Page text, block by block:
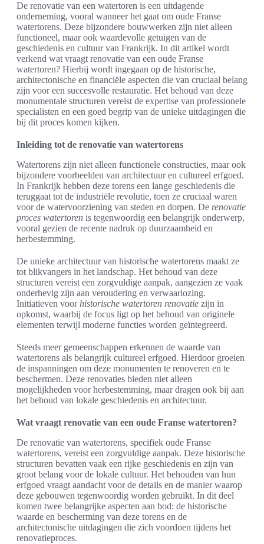
De renovatie van een watertoren is een uitdagende
onderneming, vooral wanneer het gaat om oude Franse
watertorens. Deze bijzondere bouwwerken zijn niet alleen
functioneel, maar ook waardevolle getuigen van de
geschiedenis en cultuur van Frankrijk. In dit artikel wordt
verkend wat vraagt renovatie van een oude Franse
watertoren? Hierbij wordt ingegaan op de historische,
architectonische en financiële aspecten die van cruciaal belang
zijn voor een succesvolle restauratie. Het behoud van deze
monumentale structuren vereist de expertise van professionele
specialisten en een goed begrip van de unieke uitdagingen die
bij dit proces komen kijken.
Inleiding tot de renovatie van watertorens
Watertorens zijn niet alleen functionele constructies, maar ook
bijzondere voorbeelden van architectuur en cultureel erfgoed.
In Frankrijk hebben deze torens een lange geschiedenis die
teruggaat tot de industriële revolutie, toen ze cruciaal waren
voor de watervoorziening van steden en dorpen. De renovatie
proces watertoren is tegenwoordig een belangrijk onderwerp,
vooral gezien de recente nadruk op duurzaamheid en
herbestemming.
De unieke architectuur van historische watertorens maakt ze
tot blikvangers in het landschap. Het behoud van deze
structuren vereist een zorgvuldige aanpak, aangezien ze vaak
onderhevig zijn aan veroudering en verwaarlozing.
Initiatieven voorhistorische watertoren renovatie zijn in
opkomst, waarbij de focus ligt op het behoud van originele
elementen terwijl moderne functies worden geïntegreerd.
Steeds meer gemeenschappen erkennen de waarde van
watertorens als belangrijk cultureel erfgoed. Hierdoor groeien
de inspanningen om deze monumenten te renoveren en te
beschermen. Deze renovaties bieden niet alleen
mogelijkheden voor herbestemming, maar dragen ook bij aan
het behoud van lokale geschiedenis en architectuur.
Wat vraagt renovatie van een oude Franse watertoren?
De renovatie van watertorens, specifiek oude Franse
watertorens, vereist een zorgvuldige aanpak. Deze historische
structuren bevatten vaak een rijke geschiedenis en zijn van
groot belang voor de lokale cultuur. Het behouden van hun
erfgoed vraagt aandacht voor de details en de manier waarop
deze gebouwen tegenwoordig worden gebruikt. In dit deel
komen twee belangrijke aspecten aan bod: de historische
waarde en bescherming van deze torens en de
architectonische uitdagingen die zich voordoen tijdens het
renovatieproces.